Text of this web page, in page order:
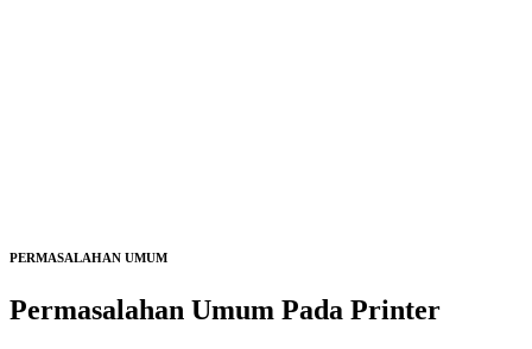
PERMASALAHAN UMUM
Permasalahan Umum Pada Printer